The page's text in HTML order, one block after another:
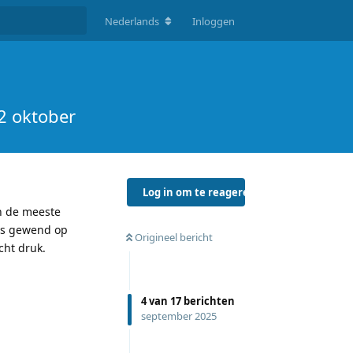
Nederlands Inloggen
oktober
Log in om te reageren
Origineel bericht
4van 17 berichten
september 2025
de meeste
gewend op
druk.